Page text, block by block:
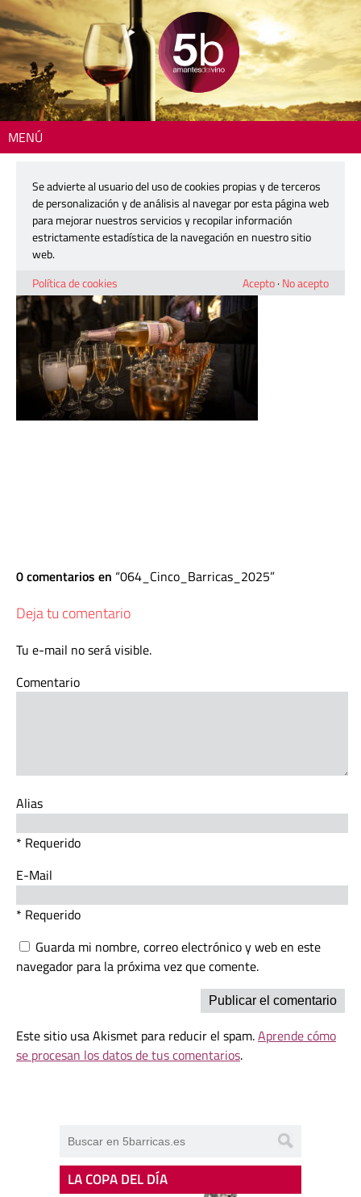
MENÚ
064_Cinco_Barricas_2025
19 diciembre, 2024
0 comentarios en 064_Cinco_Barricas_2025
Deja tu comentario
Tu e-mail no será visible.
Comentario
Alias
* Requerido
E-Mail
* Requerido
Guarda mi nombre, correo electrónico y web en este
navegador para la próxima vez que comente.
Este sitio usa Akismet para reducir el spam.Aprende cómo
se procesan los datos de tus comentarios.
LA COPA DEL DÍA
Se advierte al usuario del uso de cookies propias y de terceros
de personalización y de análisis al navegar por esta página web
para mejorar nuestros servicios y recopilar información
estrictamente estadística de la navegación en nuestro sitio
web.
Política de cookies
Acepto· No acepto